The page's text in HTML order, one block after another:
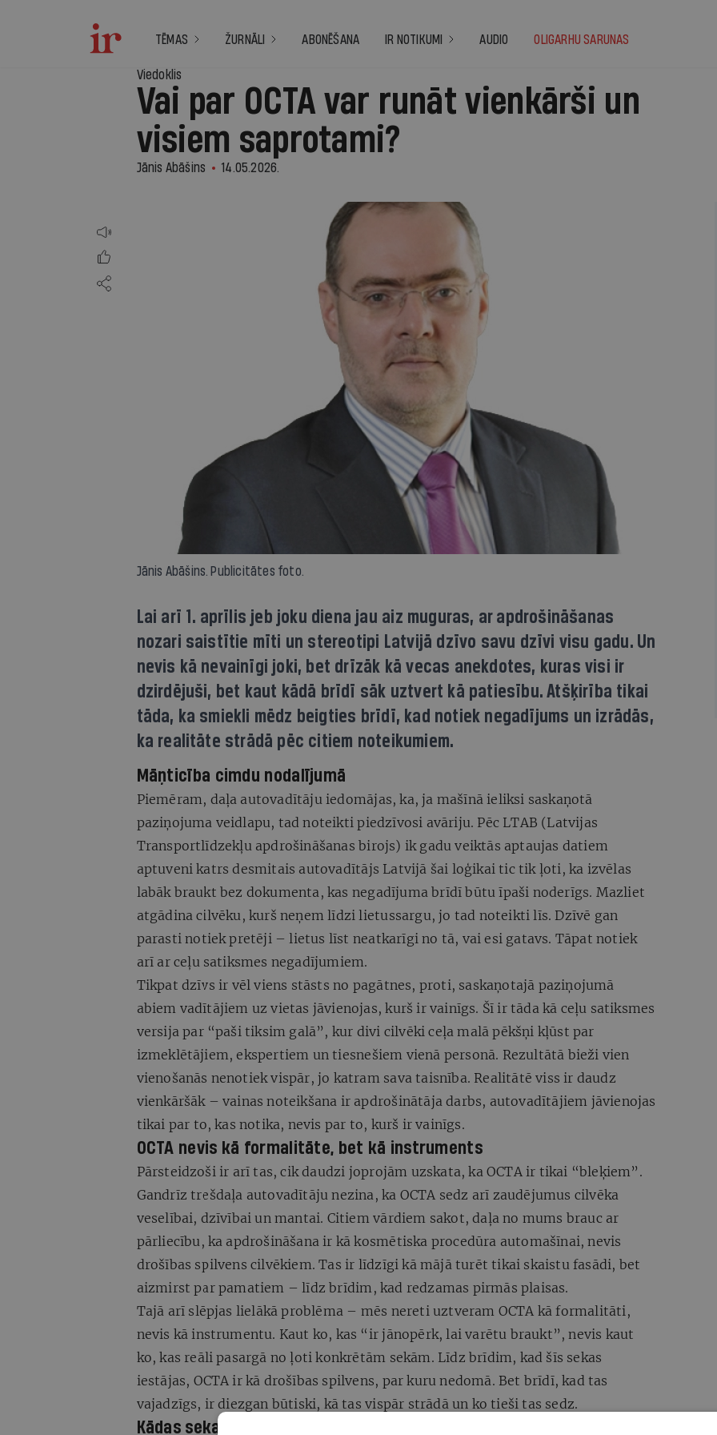
TĒMAS ŽURNĀLI ABONĒŠANA IR NOTIKUMI AUDIO OLIGARHU SARUNAS
Viedoklis
Vai par OCTA var runāt vienkārši un
visiem saprotami?
Jānis Abāšins 14.05.2026.
Jānis Abāšins. Publicitātes foto.
Lai arī 1. aprīlis jeb joku diena jau aiz muguras, ar apdrošināšanas
nozari saistītie mīti un stereotipi Latvijā dzīvo savu dzīvi visu gadu. Un
nevis kā nevainīgi joki, bet drīzāk kā vecas anekdotes, kuras visi ir
dzirdējuši, bet kaut kādā brīdī sāk uztvert kā patiesību. Atšķirība tikai
tāda, ka smiekli mēdz beigties brīdī, kad notiek negadījums un izrādās,
ka realitāte strādā pēc citiem noteikumiem.
Māņticība cimdu nodalījumā
Piemēram, daļa autovadītāju iedomājas, ka, ja mašīnā ieliksi saskaņotā
paziņojuma veidlapu, tad noteikti piedzīvosi avāriju. Pēc LTAB (Latvijas
Transportlīdzekļu apdrošināšanas birojs) ik gadu veiktās aptaujas datiem
aptuveni katrs desmitais autovadītājs Latvijā šai loģikai tic tik ļoti, ka izvēlas
labāk braukt bez dokumenta, kas negadījuma brīdī būtu īpaši noderīgs. Mazliet
atgādina cilvēku, kurš neņem līdzi lietussargu, jo tad noteikti līs. Dzīvē gan
parasti notiek pretēji – lietus līst neatkarīgi no tā, vai esi gatavs. Tāpat notiek
arī ar ceļu satiksmes negadījumiem.
Tikpat dzīvs ir vēl viens stāsts no pagātnes, proti, saskaņotajā paziņojumā
abiem vadītājiem uz vietas jāvienojas, kurš ir vainīgs. Šī ir tāda kā ceļu satiksmes
versija par “paši tiksim galā”, kur divi cilvēki ceļa malā pēkšņi kļūst par
izmeklētājiem, ekspertiem un tiesnešiem vienā personā. Rezultātā bieži vien
vienošanās nenotiek vispār, jo katram sava taisnība. Realitātē viss ir daudz
vienkāršāk – vainas noteikšana ir apdrošinātāja darbs, autovadītājiem jāvienojas
tikai par to, kas notika, nevis par to, kurš ir vainīgs.
OCTA nevis kā formalitāte, bet kā instruments
Pārsteidzoši ir arī tas, cik daudzi joprojām uzskata, ka OCTA ir tikai “bleķiem”.
Gandrīz trešdaļa autovadītāju nezina, ka OCTA sedz arī zaudējumus cilvēka
veselībai, dzīvībai un mantai. Citiem vārdiem sakot, daļa no mums brauc ar
pārliecību, ka apdrošināšana ir kā kosmētiska procedūra automašīnai, nevis
drošības spilvens cilvēkiem. Tas ir līdzīgi kā mājā turēt tikai skaistu fasādi, bet
aizmirst par pamatiem – līdz brīdim, kad redzamas pirmās plaisas.
Tajā arī slēpjas lielākā problēma – mēs nereti uztveram OCTA kā formalitāti,
nevis kā instrumentu. Kaut ko, kas “ir jānopērk, lai varētu braukt”, nevis kaut
ko, kas reāli pasargā no ļoti konkrētām sekām. Līdz brīdim, kad šīs sekas
iestājas, OCTA ir kā drošības spilvens, par kuru nedomā. Bet brīdī, kad tas
vajadzīgs, ir diezgan būtiski, kā tas vispār strādā un ko tieši tas sedz.
Kādas sekas rada OCTA vēsturiskais mantojums?